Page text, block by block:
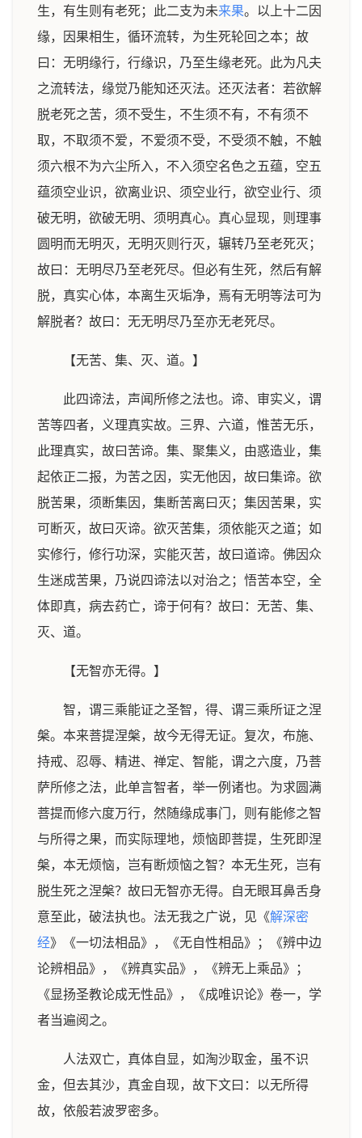
生，有生则有老死；此二支为未来果。以上十二因
缘，因果相生，循环流转，为生死轮回之本；故
曰：无明缘行，行缘识，乃至生缘老死。此为凡夫
之流转法，缘觉乃能知还灭法。还灭法者：若欲解
脱老死之苦，须不受生，不生须不有，不有须不
取，不取须不爱，不爱须不受，不受须不触，不触
须六根不为六尘所入，不入须空名色之五蕴，空五
蕴须空业识，欲离业识、须空业行，欲空业行、须
破无明，欲破无明、须明真心。真心显现，则理事
圆明而无明灭，无明灭则行灭，辗转乃至老死灭；
故曰：无明尽乃至老死尽。但必有生死，然后有解
脱，真实心体，本离生灭垢净，焉有无明等法可为
解脱者？故曰：无无明尽乃至亦无老死尽。
【无苦、集、灭、道。】
此四谛法，声闻所修之法也。谛、审实义，谓
苦等四者，义理真实故。三界、六道，惟苦无乐，
此理真实，故曰苦谛。集、聚集义，由惑造业，集
起依正二报，为苦之因，实无他因，故曰集谛。欲
脱苦果，须断集因，集断苦离曰灭；集因苦果，实
可断灭，故曰灭谛。欲灭苦集，须依能灭之道；如
实修行，修行功深，实能灭苦，故曰道谛。佛因众
生迷成苦果，乃说四谛法以对治之；悟苦本空，全
体即真，病去药亡，谛于何有？故曰：无苦、集、
灭、道。
【无智亦无得。】
智，谓三乘能证之圣智，得、谓三乘所证之涅
槃。本来菩提涅槃，故今无得无证。复次，布施、
持戒、忍辱、精进、禅定、智能，谓之六度，乃菩
萨所修之法，此单言智者，举一例诸也。为求圆满
菩提而修六度万行，然随缘成事门，则有能修之智
与所得之果，而实际理地，烦恼即菩提，生死即涅
槃，本无烦恼，岂有断烦恼之智？本无生死，岂有
脱生死之涅槃？故曰无智亦无得。自无眼耳鼻舌身
意至此，破法执也。法无我之广说，见《解深密
经》《一切法相品》，《无自性相品》；《辨中边
论辨相品》，《辨真实品》，《辨无上乘品》；
《显扬圣教论成无性品》，《成唯识论》卷一，学
者当遍阅之。
人法双亡，真体自显，如淘沙取金，虽不识
金，但去其沙，真金自现，故下文曰：以无所得
故，依般若波罗密多。